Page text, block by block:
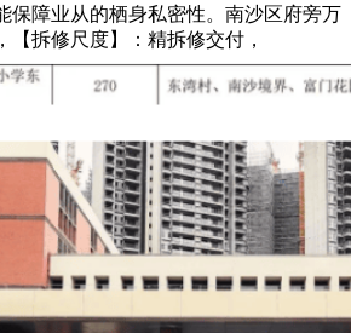
保障业从的栖身私密性。南沙区府旁万
【拆修尺度】：精拆修交付，